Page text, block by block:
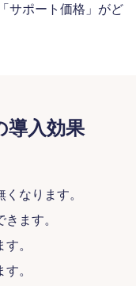
サポート価格」がど
導入効果
なります。
ます。
。
。